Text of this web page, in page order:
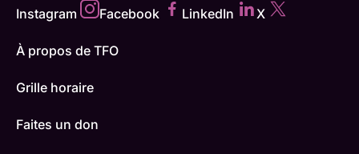
Instagram Facebook LinkedIn X
À propos de TFO
Grille horaire
Faites un don